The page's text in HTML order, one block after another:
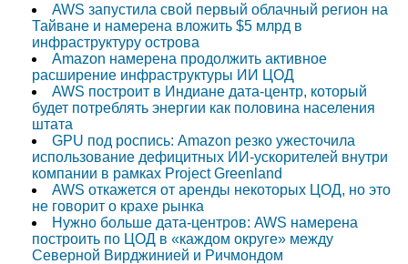
AWS запустила свой первый облачный регион на
Тайване и намерена вложить $5 млрд в
инфраструктуру острова
Amazon намерена продолжить активное
расширение инфраструктуры ИИ ЦОД
AWS построит в Индиане дата-центр, который
будет потреблять энергии как половина населения
штата
GPU под роспись: Amazon резко ужесточила
использование дефицитных ИИ-ускорителей внутри
компании в рамках Project Greenland
AWS откажется от аренды некоторых ЦОД, но это
не говорит о крахе рынка
Нужно больше дата-центров: AWS намерена
построить по ЦОД в «каждом округе» между
Северной Вирджинией и Ричмондом